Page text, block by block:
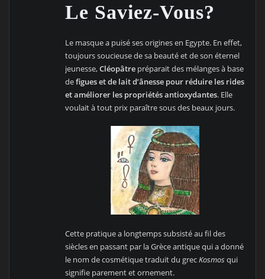
Le Saviez-Vous?
Le masque a puisé ses origines en Egypte. En effet,
toujours soucieuse de sa beauté et de son éternel
jeunesse,Cléopâtre préparait des mélanges à base
defigues et de lait d’ânesse pour réduire les rides
et améliorer les propriétés antioxydantes. Elle
voulait à tout prix paraître sous des beaux jours.
Cette pratique a longtemps subsisté au fil des
siècles en passant par la Grèce antique qui a donné
le nom de cosmétique traduit du grecKosmosqui
signifie parement et ornement.